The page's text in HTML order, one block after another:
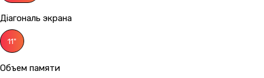
Діагональ экрана
11"
Объем памяти